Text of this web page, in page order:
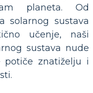
planeta. Od
solarnog sustava
učenje, naši
sustava nude
potiče znatiželju i